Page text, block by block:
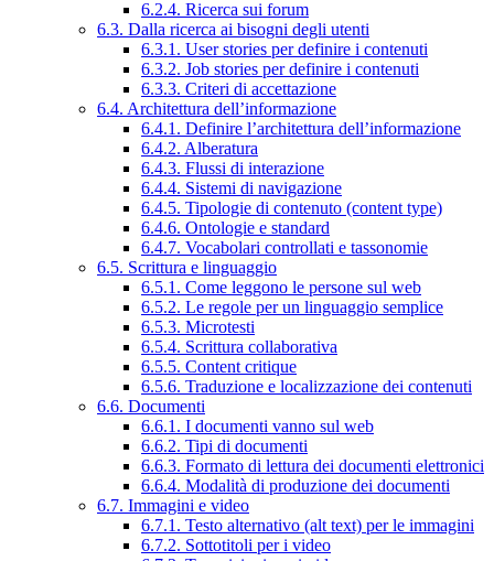
6.2.4. Ricerca sui forum
6.3. Dalla ricerca ai bisogni degli utenti
6.3.1. User stories per definire i contenuti
6.3.2. Job stories per definire i contenuti
6.3.3. Criteri di accettazione
6.4. Architettura dell’informazione
6.4.1. Definire l’architettura dell’informazione
6.4.2. Alberatura
6.4.3. Flussi di interazione
6.4.4. Sistemi di navigazione
6.4.5. Tipologie di contenuto (content type)
6.4.6. Ontologie e standard
6.4.7. Vocabolari controllati e tassonomie
6.5. Scrittura e linguaggio
6.5.1. Come leggono le persone sul web
6.5.2. Le regole per un linguaggio semplice
6.5.3. Microtesti
6.5.4. Scrittura collaborativa
6.5.5. Content critique
6.5.6. Traduzione e localizzazione dei contenuti
6.6. Documenti
6.6.1. I documenti vanno sul web
6.6.2. Tipi di documenti
6.6.3. Formato di lettura dei documenti elettronici
6.6.4. Modalità di produzione dei documenti
6.7. Immagini e video
6.7.1. Testo alternativo (alt text) per le immagini
6.7.2. Sottotitoli per i video